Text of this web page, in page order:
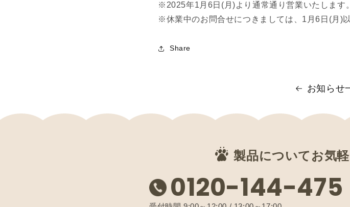
※2025年1月6日(月)より通常通り営業いたします。
※休業中のお問合せにつきましては、1月6日(月)
Share
お知らせ
製品についてお気
0120-144-475